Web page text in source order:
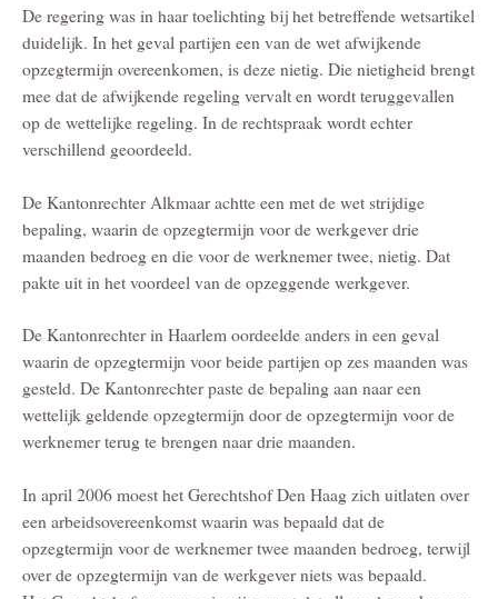
De regering was in haar toelichting bij het betreffende wetsartikel
duidelijk. In het geval partijen een van de wet afwijkende
opzegtermijn overeenkomen, is deze nietig. Die nietigheid brengt
mee dat de afwijkende regeling vervalt en wordt teruggevallen
op de wettelijke regeling. In de rechtspraak wordt echter
verschillend geoordeeld.
De Kantonrechter Alkmaar achtte een met de wet strijdige
bepaling, waarin de opzegtermijn voor de werkgever drie
maanden bedroeg en die voor de werknemer twee, nietig. Dat
pakte uit in het voordeel van de opzeggende werkgever.
De Kantonrechter in Haarlem oordeelde anders in een geval
waarin de opzegtermijn voor beide partijen op zes maanden was
gesteld. De Kantonrechter paste de bepaling aan naar een
wettelijk geldende opzegtermijn door de opzegtermijn voor de
werknemer terug te brengen naar drie maanden.
In april 2006 moest het Gerechtshof Den Haag zich uitlaten over
een arbeidsovereenkomst waarin was bepaald dat de
opzegtermijn voor de werknemer twee maanden bedroeg, terwijl
over de opzegtermijn van de werkgever niets was bepaald.